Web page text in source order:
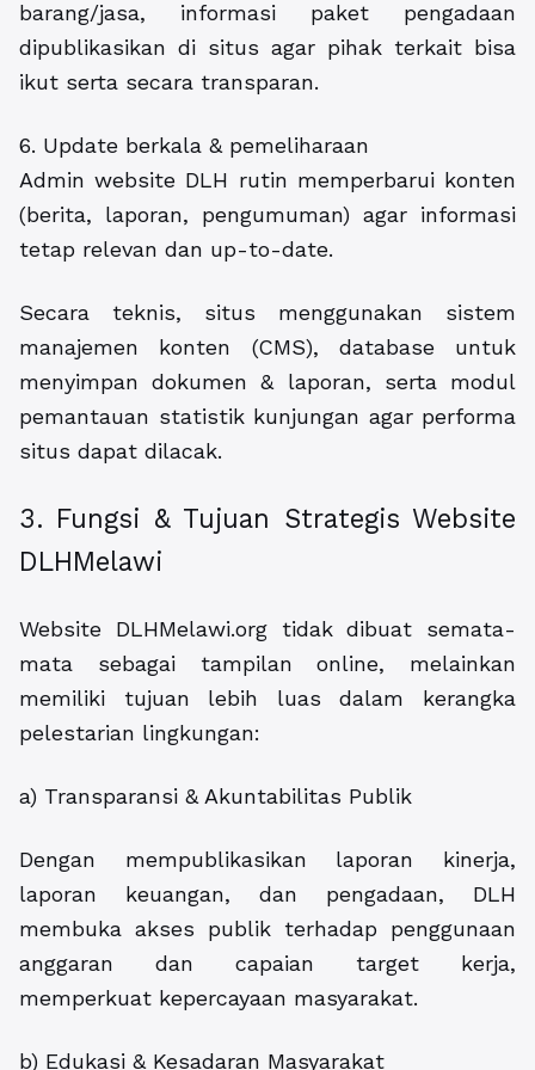
barang/jasa, informasi paket pengadaan
dipublikasikan di situs agar pihak terkait bisa
ikut serta secara transparan.
6. Update berkala & pemeliharaan
Admin website DLH rutin memperbarui konten
(berita, laporan, pengumuman) agar informasi
tetap relevan dan up-to-date.
Secara teknis, situs menggunakan sistem
manajemen konten (CMS), database untuk
menyimpan dokumen & laporan, serta modul
pemantauan statistik kunjungan agar performa
situs dapat dilacak.
3. Fungsi & Tujuan Strategis Website
DLHMelawi
Website DLHMelawi.org tidak dibuat semata-
mata sebagai tampilan online, melainkan
memiliki tujuan lebih luas dalam kerangka
pelestarian lingkungan:
a) Transparansi & Akuntabilitas Publik
Dengan mempublikasikan laporan kinerja,
laporan keuangan, dan pengadaan, DLH
membuka akses publik terhadap penggunaan
anggaran dan capaian target kerja,
memperkuat kepercayaan masyarakat.
b) Edukasi & Kesadaran Masyarakat